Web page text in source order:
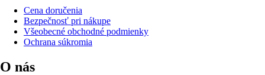
Cena doručenia
Bezpečnosť pri nákupe
Všeobecné obchodné podmienky
Ochrana súkromia
O nás